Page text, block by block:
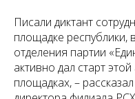
Писали диктант
площадке республики,
отделения партии
активно дал старт
площадках, –